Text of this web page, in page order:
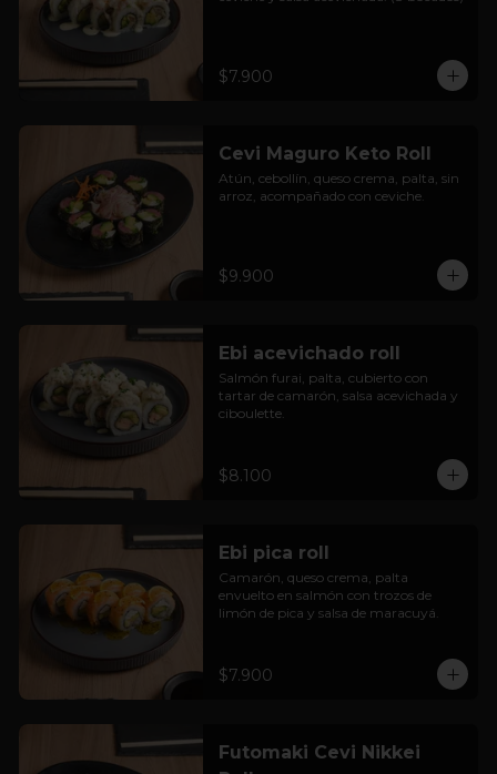
$7.900
Cevi Maguro Keto Roll
Atún, cebollín, queso crema, palta, sin
arroz, acompañado con ceviche.
$9.900
Ebi acevichado roll
Salmón furai, palta, cubierto con
tartar de camarón, salsa acevichada y
ciboulette.
$8.100
Ebi pica roll
Camarón, queso crema, palta
envuelto en salmón con trozos de
limón de pica y salsa de maracuyá.
$7.900
Futomaki Cevi Nikkei